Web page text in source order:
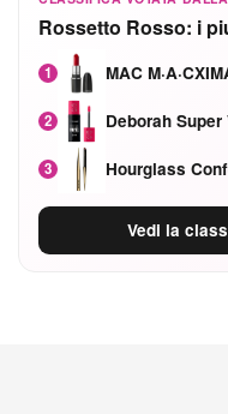
Rossetto Rosso: i
1 MAC
2 Deborah
3
Vedi la